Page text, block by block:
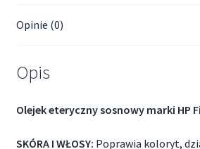
Opinie (0)
Opis
Olejek eteryczny sosnowy marki HP
SKÓRA I WŁOSY: Poprawia koloryt,